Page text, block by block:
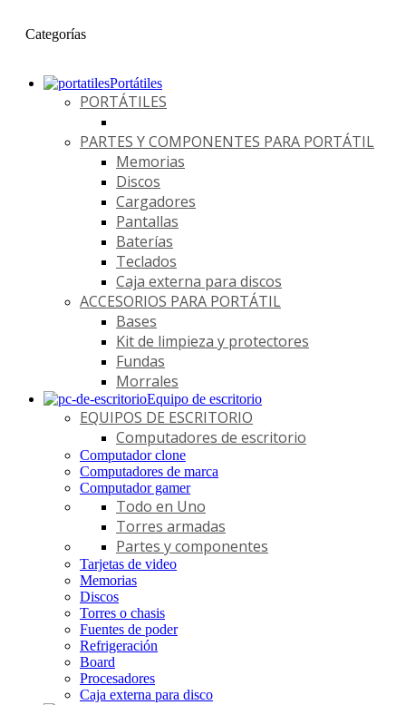
Categorías
Portátiles
PORTÁTILES
PARTES Y COMPONENTES PARA PORTÁTIL
Memorias
Discos
Cargadores
Pantallas
Baterías
Teclados
Caja externa para discos
ACCESORIOS PARA PORTÁTIL
Bases
Kit de limpieza y protectores
Fundas
Morrales
Equipo de escritorio
EQUIPOS DE ESCRITORIO
Computadores de escritorio
Computador clone
Computadores de marca
Computador gamer
Todo en Uno
Torres armadas
Partes y componentes
Tarjetas de video
Memorias
Discos
Torres o chasis
Fuentes de poder
Refrigeración
Board
Procesadores
Caja externa para disco